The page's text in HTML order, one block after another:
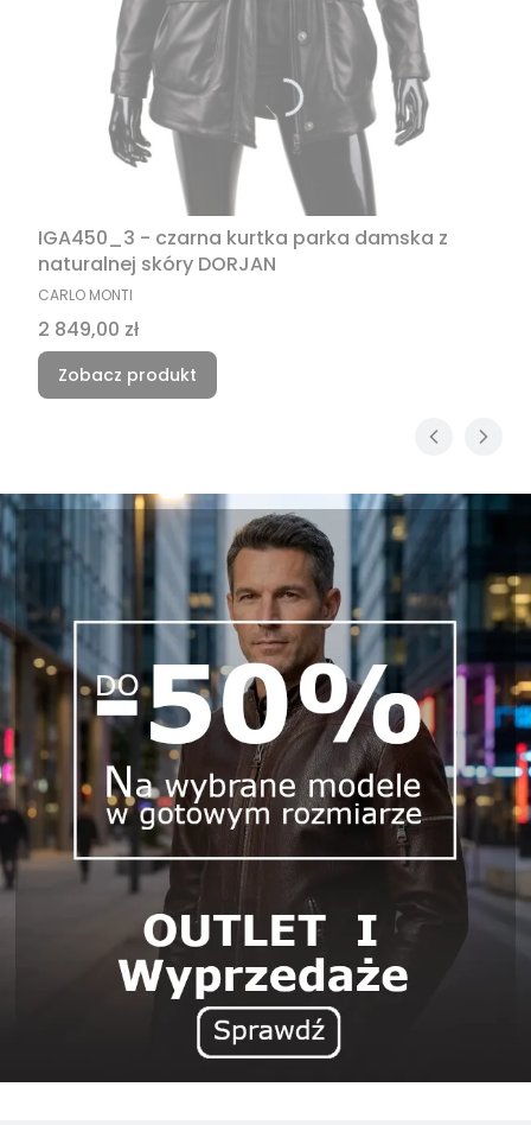
IGA450_3 - czarna kurtka parka damska z
naturalnej skóry DORJAN
PRODUCENT
CARLO MONTI
Cena
2 849,00 zł
Zobacz produkt